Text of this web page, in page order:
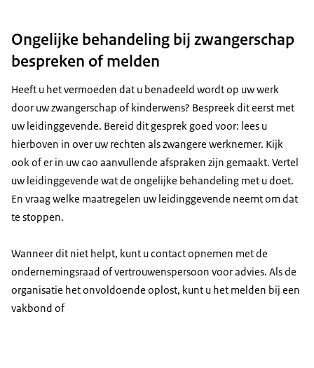
Ongelijke behandeling bij zwangerschap
bespreken of melden
Heeft u het vermoeden dat u benadeeld wordt op uw werk
door uw zwangerschap of kinderwens? Bespreek dit eerst met
uw leidinggevende. Bereid dit gesprek goed voor: lees u
hierboven in over uw rechten als zwangere werknemer. Kijk
ook of er in uw cao aanvullende afspraken zijn gemaakt. Vertel
uw leidinggevende wat de ongelijke behandeling met u doet.
En vraag welke maatregelen uw leidinggevende neemt om dat
te stoppen.
Wanneer dit niet helpt, kunt u contact opnemen met de
ondernemingsraad of vertrouwenspersoon voor advies. Als de
organisatie het onvoldoende oplost, kunt u het melden bij een
vakbond of